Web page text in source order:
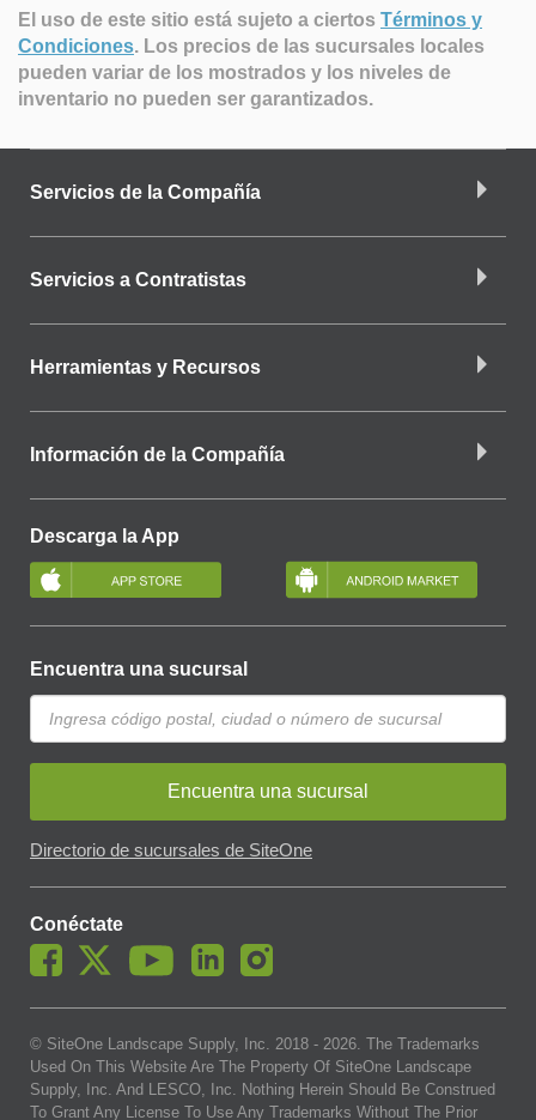
El uso de este sitio está sujeto a ciertos Términos y
Condiciones. Los precios de las sucursales locales
pueden variar de los mostrados y los niveles de
inventario no pueden ser garantizados.
Servicios de la Compañía
Servicios a Contratistas
Herramientas y Recursos
Información de la Compañía
Descarga la App
Encuentra una sucursal
Encuentra una sucursal
Directorio de sucursales de SiteOne
Conéctate
© SiteOne Landscape Supply, Inc. 2018 - 2026. The Trademarks
Used On This Website Are The Property Of SiteOne Landscape
Supply, Inc. And LESCO, Inc. Nothing Herein Should Be Construed
To Grant Any License To Use Any Trademarks Without The Prior